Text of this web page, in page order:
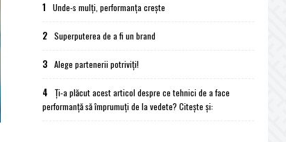
1 Unde-s mulți, performanța crește
2 Superputerea de a fi un brand
3 Alege partenerii potriviți!
4 Ți-a plăcut acest articol despre ce tehnici de a face
performanță să împrumuți de la vedete? Citește și: